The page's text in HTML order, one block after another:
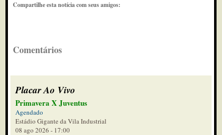
Compartilhe esta notícia com seus amigos:
Comentários
Placar Ao Vivo
Primavera X Juventus
Agendado
Estádio Gigante da Vila Industrial
08 ago 2026 - 17:00